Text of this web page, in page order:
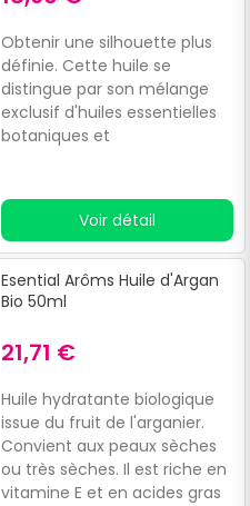
Obtenir une silhouette plus
définie. Cette huile se
distingue par son mélange
exclusif d'huiles essentielles
botaniques et
la graisse localisée.
Voir détail
Esential Arôms Huile d'Argan
Bio 50ml
21,71 €
Huile hydratante biologique
issue du fruit de l'arganier.
Convient aux peaux sèches
ou très sèches. Il est riche en
vitamine E et en acides gras